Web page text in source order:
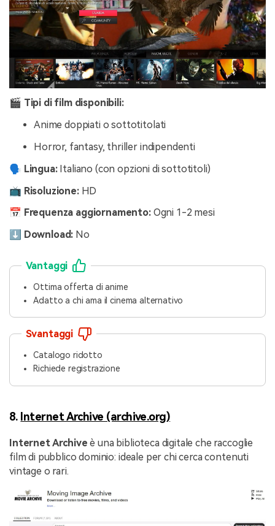
🎬 Tipi di film disponibili:
Anime doppiati o sottotitolati
Horror, fantasy, thriller indipendenti
🗣️ Lingua:Italiano (con opzioni di sottotitoli)
📺 Risoluzione:HD
📅 Frequenza aggiornamento:Ogni 1-2 mesi
⬇️ Download: No
Vantaggi
Ottima offerta di anime
Adatto a chi ama il cinema alternativo
Svantaggi
Catalogo ridotto
Richiede registrazione
8. Internet Archive (archive.org)
Internet Archive è una biblioteca digitale che raccoglie
film di pubblico dominio: ideale per chi cerca contenuti
vintage o rari.